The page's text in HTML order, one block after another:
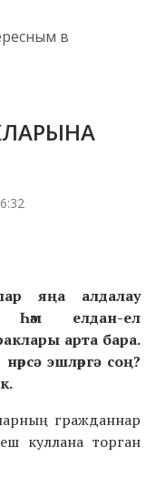
в
яңа алдалау
елдан-ел
арта бара.
эшләргә соң?
гражданнар
куллана торган